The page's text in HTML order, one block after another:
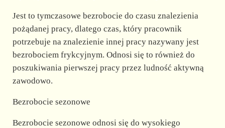
Jest to tymczasowe bezrobocie do czasu znalezienia
pożądanej pracy, dlatego czas, który pracownik
potrzebuje na znalezienie innej pracy nazywany jest
bezrobociem frykcyjnym. Odnosi się to również do
poszukiwania pierwszej pracy przez ludność aktywną
zawodowo.
Bezrobocie sezonowe
Bezrobocie sezonowe odnosi się do wysokiego